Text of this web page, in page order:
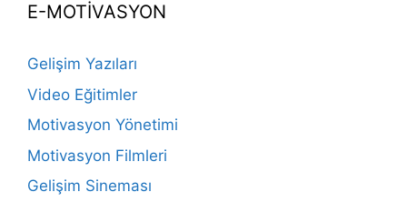
E-MOTİVASYON
Gelişim Yazıları
Video Eğitimler
Motivasyon Yönetimi
Motivasyon Filmleri
Gelişim Sineması